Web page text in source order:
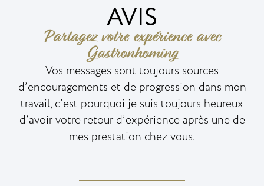
AVIS
Partagez votre expérience avec
Gastronhoming
Vos messages sont toujours sources
d’encouragements et de progression dans mon
travail, c’est pourquoi je suis toujours heureux
d’avoir votre retour d’expérience après une de
mes prestation chez vous.